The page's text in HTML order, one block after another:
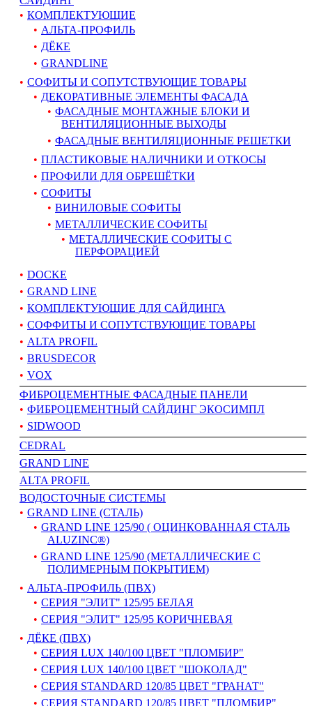
КОМПЛЕКТУЮЩИЕ
АЛЬТА-ПРОФИЛЬ
ДЁКЕ
GRANDLINE
СОФИТЫ И СОПУТСТВУЮЩИЕ ТОВАРЫ
ДЕКОРАТИВНЫЕ ЭЛЕМЕНТЫ ФАСАДА
ФАСАДНЫЕ МОНТАЖНЫЕ БЛОКИ И
ВЕНТИЛЯЦИОННЫЕ ВЫХОДЫ
ФАСАДНЫЕ ВЕНТИЛЯЦИОННЫЕ РЕШЕТКИ
ПЛАСТИКОВЫЕ НАЛИЧНИКИ И ОТКОСЫ
ПРОФИЛИ ДЛЯ ОБРЕШЁТКИ
СОФИТЫ
ВИНИЛОВЫЕ СОФИТЫ
МЕТАЛЛИЧЕСКИЕ СОФИТЫ
МЕТАЛЛИЧЕСКИЕ СОФИТЫ С
ПЕРФОРАЦИЕЙ
DOCKE
GRAND LINE
КОМПЛЕКТУЮЩИЕ ДЛЯ САЙДИНГА
СОФФИТЫ И СОПУТСТВУЮЩИЕ ТОВАРЫ
ALTA PROFIL
BRUSDECOR
VOX
ФИБРОЦЕМЕНТНЫЕ ФАСАДНЫЕ ПАНЕЛИ
ФИБРОЦЕМЕНТНЫЙ САЙДИНГ ЭКОСИМПЛ
SIDWOOD
CEDRAL
GRAND LINE
АLTA PROFIL
ВОДОСТОЧНЫЕ СИСТЕМЫ
GRAND LINE (СТАЛЬ)
GRAND LINE 125/90 ( ОЦИНКОВАННАЯ СТАЛЬ
ALUZINC®)
GRAND LINE 125/90 (МЕТАЛЛИЧЕСКИЕ С
ПОЛИМЕРНЫМ ПОКРЫТИЕМ)
АЛЬТА-ПРОФИЛЬ (ПВХ)
СЕРИЯ "ЭЛИТ" 125/95 БЕЛАЯ
СЕРИЯ "ЭЛИТ" 125/95 КОРИЧНЕВАЯ
ДЁКЕ (ПВХ)
СЕРИЯ LUX 140/100 ЦВЕТ "ПЛОМБИР"
СЕРИЯ LUX 140/100 ЦВЕТ "ШОКОЛАД"
СЕРИЯ STANDARD 120/85 ЦВЕТ "ГРАНАТ"
СЕРИЯ STANDARD 120/85 ЦВЕТ "ПЛОМБИР"